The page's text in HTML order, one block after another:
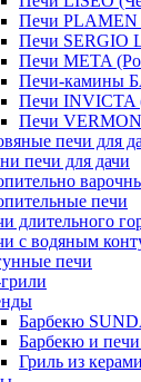
Печи PLAMEN
Печи SERGIO
Печи META
Печи-камины
Печи INVICTA
Печи
печи для
печи для дачи
печи
длительного
с водяным
печи
Барбекю
Барбекю и
Гриль из